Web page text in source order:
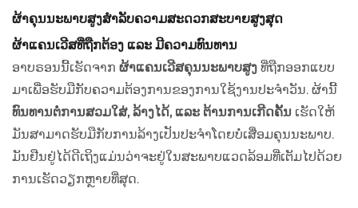
ຜ້າຄຸນນະພາບສູງສຳລັບຄວາມສະດວກສະບາຍສູງສຸດ
ຜ້າແຄນເວີສທີ່ຖືກຕ້ອງ ແລະ ມີຄວາມທົນທານ
ອາບຣອນນີ້ເຮັດຈາກ ຜ້າແຄນເວີສຄຸນນະພາບສູງ ທີ່ຖືກອອກແບບ
ມາເພື່ອຮັບມືກັບຄວາມຕ້ອງການຂອງການໃຊ້ງານປະຈຳວັນ. ຜ້ານີ້
ທົນທານຕໍ່ການສວມໃສ່, ລ້າງໄດ້, ແລະ ຕ້ານການເກີດຄັ້ນ ເຮັດໃຫ້
ມັນສາມາດຮັບມືກັບການລ້າງເປັນປະຈຳໂດຍບໍ່ເສື່ອມຄຸນນະພາບ.
ມັນຢືນຢູ່ໄດ້ດີເຖິງແມ່ນວ່າຈະຢູ່ໃນສະພາບແວດລ້ອມທີ່ເຕັມໄປດ້ວຍ
ການເຮັດວຽກຫຼາຍທີ່ສຸດ.